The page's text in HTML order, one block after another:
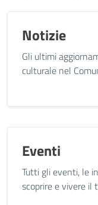
Notizie
Gli ultimi
culturale nel
Eventi
Tutti gli eventi, le
scoprire e vivere il